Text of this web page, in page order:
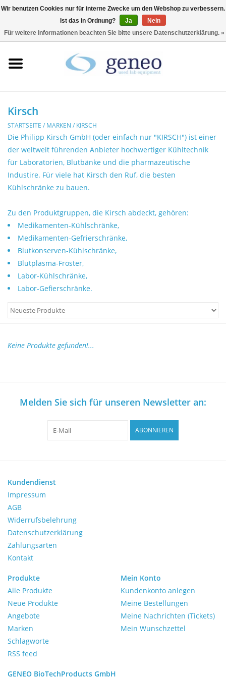
HPLC & Chromatographie
Biotechnologie
Inkubatoren &
Trockenschränke
Kühlschränke
Mikroskope
Pumpen
Schütteln und Mischen
Waagen
Zentrifugen
Medizin
Laborgeräten bewerten
Laborgeräte verkaufen
Marken
Kirsch
STARTSEITE / MARKEN / KIRSCH
Die Philipp Kirsch GmbH (oder einfach nur "KIRSCH") ist einer
der weltweit führenden Anbieter hochwertiger Kühltechnik
für Laboratorien, Blutbänke und die pharmazeutische
Industire. Für viele hat Kirsch den Ruf, die besten
Kühlschränke zu bauen.
Zu den Produktgruppen, die Kirsch abdeckt, gehören:
Medikamenten-Kühlschränke,
Medikamenten-Gefrierschränke,
Blutkonserven-Kühlschränke,
Blutplasma-Froster,
Labor-Kühlschränke,
Labor-Gefierschränke.
Keine Produkte gefunden!...
Melden Sie sich für unseren Newsletter an:
ABONNIEREN
Kundendienst
Impressum
AGB
Widerrufsbelehrung
Datenschutzerklärung
Zahlungsarten
Kontakt
Produkte
Alle Produkte
Neue Produkte
Angebote
Marken
Schlagworte
RSS feed
Mein Konto
Kundenkonto anlegen
Meine Bestellungen
Meine Nachrichten (Tickets)
Mein Wunschzettel
GENEO BioTechProducts GmbH
Wir benutzen Cookies nur für interne Zwecke um den Webshop zu verbessern.
Ist das in Ordnung?
Ja
Nein
Für weitere Informationen beachten Sie bitte unsere Datenschutzerklärung. »